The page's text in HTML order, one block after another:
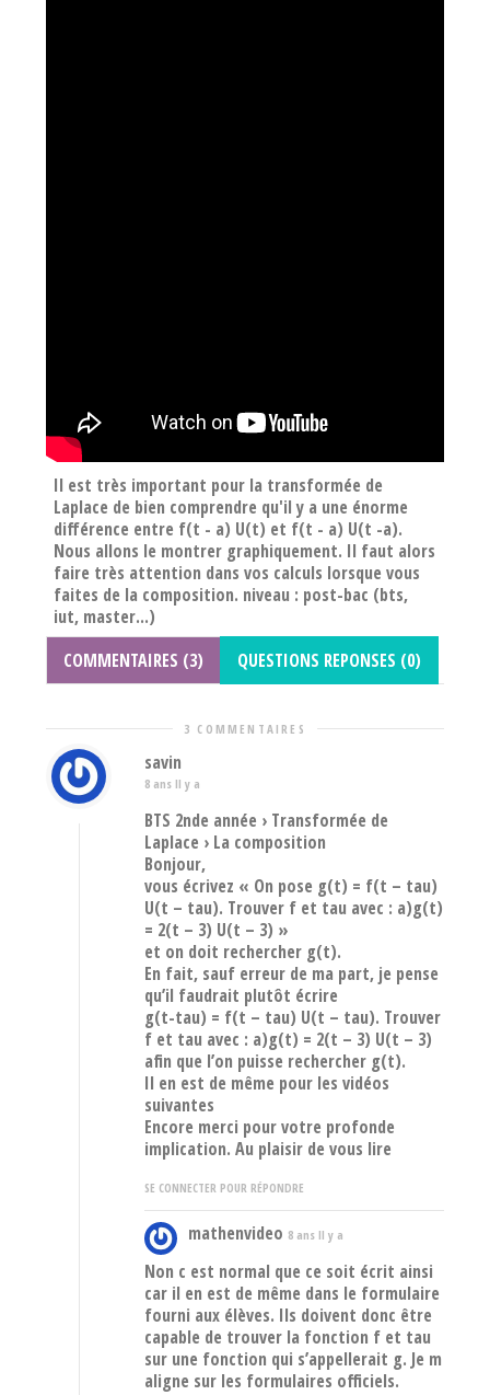
Il est très important pour la transformée de
Laplace de bien comprendre qu'il y a une énorme
différence entre f(t - a) U(t) et f(t - a) U(t -a).
Nous allons le montrer graphiquement. Il faut alors
faire très attention dans vos calculs lorsque vous
faites de la composition. niveau : post-bac (bts,
iut, master...)
COMMENTAIRES (3)
QUESTIONS REPONSES (0)
3 COMMENTAIRES
savin
8 ans Il y a
BTS 2nde année › Transformée de
Laplace › La composition
Bonjour,
vous écrivez « On pose g(t) = f(t – tau)
U(t – tau). Trouver f et tau avec : a)g(t)
= 2(t – 3) U(t – 3) »
et on doit rechercher g(t).
En fait, sauf erreur de ma part, je pense
qu’il faudrait plutôt écrire
g(t-tau) = f(t – tau) U(t – tau). Trouver
f et tau avec : a)g(t) = 2(t – 3) U(t – 3)
afin que l’on puisse rechercher g(t).
Il en est de même pour les vidéos
suivantes
Encore merci pour votre profonde
implication. Au plaisir de vous lire
SE CONNECTER POUR RÉPONDRE
mathenvideo 8 ans Il y a
Non c est normal que ce soit écrit ainsi
car il en est de même dans le formulaire
fourni aux élèves. Ils doivent donc être
capable de trouver la fonction f et tau
sur une fonction qui s’appellerait g. Je m
aligne sur les formulaires officiels.